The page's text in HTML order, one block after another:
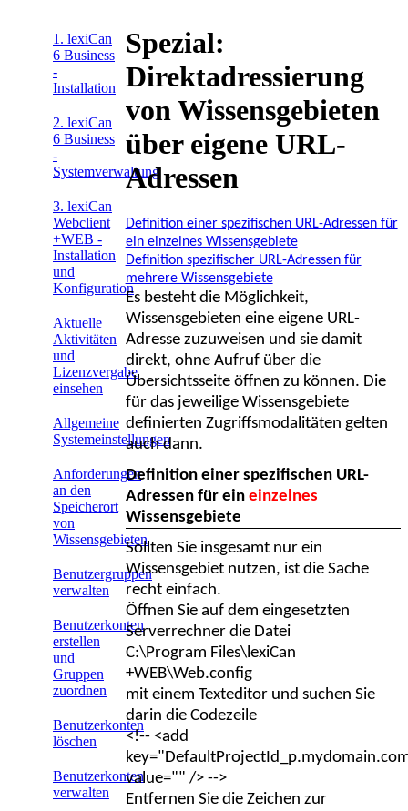
1. lexiCan
6 Business
-
Installation
2. lexiCan
6 Business
-
Systemverwaltung
3. lexiCan
Webclient
+WEB -
Installation
und
Konfiguration
Aktuelle
Aktivitäten
und
Lizenzvergabe
einsehen
Allgemeine
Systemeinstellungen
Anforderungen
an den
Speicherort
von
Wissensgebieten
Benutzergruppen
verwalten
Benutzerkonten
erstellen
und
Gruppen
zuordnen
Benutzerkonten
löschen
Benutzerkonten
verwalten
Spezial:
Direktadressierung
von Wissensgebieten
über eigene URL-
Adressen
Definition einer spezifischen URL-Adressen für
ein einzelnes Wissensgebiete
Definition spezifischer URL-Adressen für
mehrere Wissensgebiete
Es besteht die Möglichkeit,
Wissensgebieten eine eigene URL-
Adresse zuzuweisen und sie damit
direkt, ohne Aufruf über die
Übersichtsseite öffnen zu können. Die
für das jeweilige Wissensgebiete
definierten Zugriffsmodalitäten gelten
auch dann.
Definition einer spezifischen URL-
Adressen für ein einzelnes
Wissensgebiete
Sollten Sie insgesamt nur ein
Wissensgebiet nutzen, ist die Sache
recht einfach.
Öffnen Sie auf dem eingesetzten
Serverrechner die Datei
C:\Program Files\lexiCan
+WEB\Web.config
mit einem Texteditor und suchen Sie
darin die Codezeile
<!-- <add
value="" /> -->
Entfernen Sie die Zeichen zur